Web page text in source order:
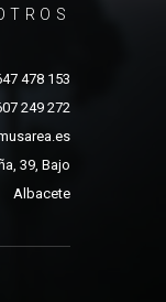
478 153
249 272
39, Bajo
Albacete